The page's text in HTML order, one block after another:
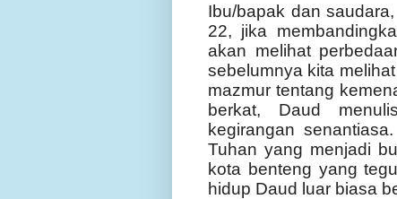
Ibu/bapak dan
22, jika
akan melihat
sebelumnya kita
mazmur tentang
berkat, Daud
kegirangan
Tuhan yang menjadi
kota benteng yang
hidup Daud luar biasa